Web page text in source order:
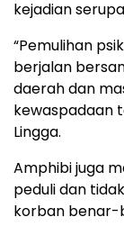
kejadian
“Pemulihan
berjalan
daerah dan
kewaspadaan
Lingga.
Amphibi juga
peduli dan
korban benar-